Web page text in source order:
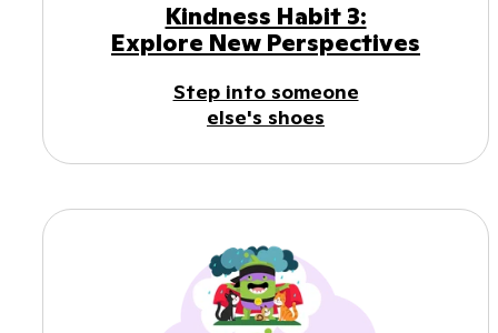
Kindness Habit 3:
Explore New Perspectives
Step into someone
else's shoes